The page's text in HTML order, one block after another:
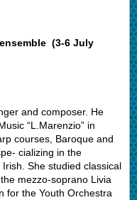
(3-6 July
and composer. He
“L.Marenzio” in
courses, Baroque and
cializing in the
She studied classical
mezzo-soprano Livia
for the Youth Orchestra